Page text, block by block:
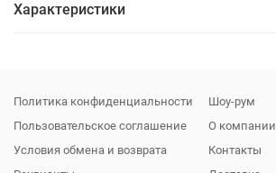
Характеристики
Упаковка
Политика конфиденциальности
Пользовательское соглашение
Условия обмена и возврата
Шоу-рум
О компании
Контакты